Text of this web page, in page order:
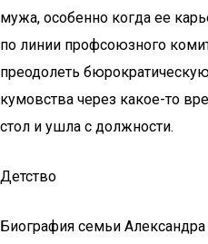
мужа, особенно когда ее
по линии профсоюзного
преодолеть
кумовства через какое-то
стол и ушла с должности.
Детство
Биография семьи